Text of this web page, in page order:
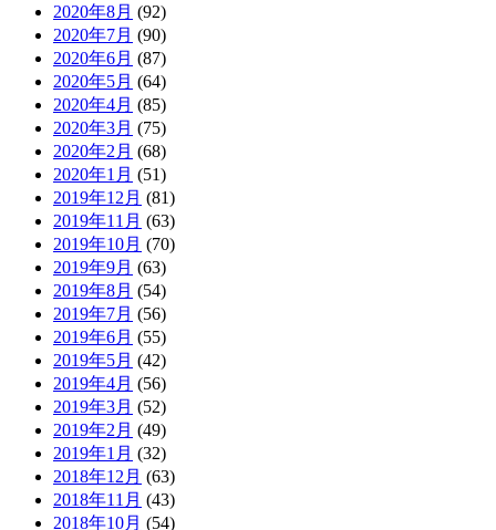
2020年8月 (92)
2020年7月 (90)
2020年6月 (87)
2020年5月 (64)
2020年4月 (85)
2020年3月 (75)
2020年2月 (68)
2020年1月 (51)
2019年12月 (81)
2019年11月 (63)
2019年10月 (70)
2019年9月 (63)
2019年8月 (54)
2019年7月 (56)
2019年6月 (55)
2019年5月 (42)
2019年4月 (56)
2019年3月 (52)
2019年2月 (49)
2019年1月 (32)
2018年12月 (63)
2018年11月 (43)
2018年10月 (54)